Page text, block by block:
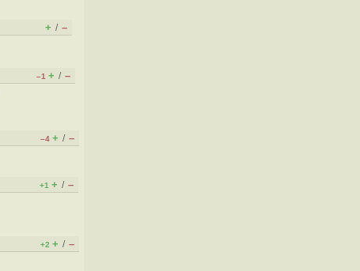
+ / –
–1 + / –
–4 + / –
+1 + / –
+2 + / –